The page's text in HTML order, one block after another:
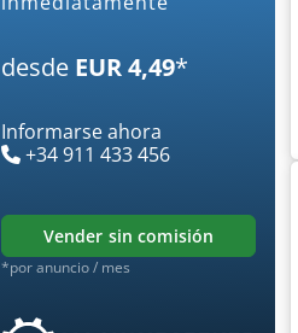
desde EUR 4,49*
Informarse ahora
+34 911 433 456
vender sin comisión
*por anuncio / mes